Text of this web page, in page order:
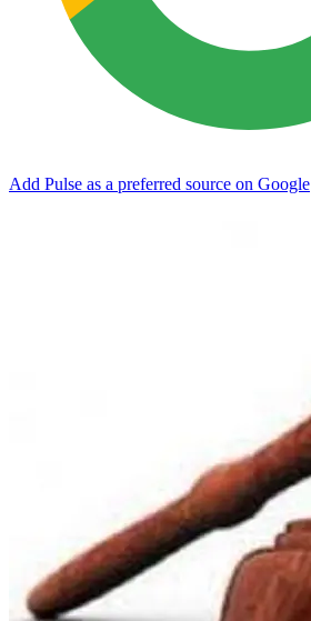
Add Pulse as a preferred source on Google